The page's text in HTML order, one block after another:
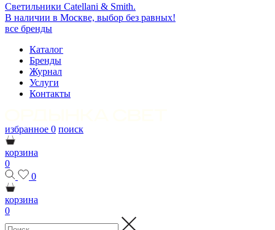
Светильники Catellani & Smith.
В наличии в Москве, выбор без равных!
все бренды
Каталог
Бренды
Журнал
Услуги
Контакты
избранное 0 поиск
корзина
0
0
корзина
0